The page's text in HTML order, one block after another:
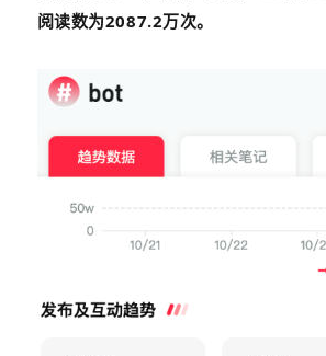
阅读数为2087.2万次。